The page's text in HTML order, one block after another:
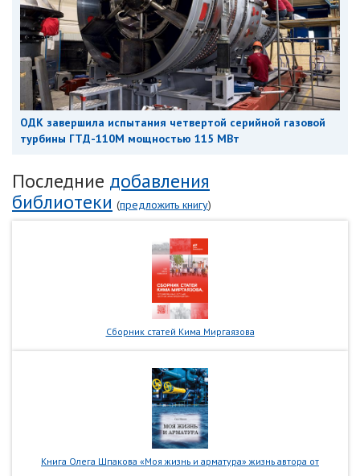
ОДК завершила испытания четвертой серийной газовой
турбины ГТД-110М мощностью 115 МВт
Последние добавления
библиотеки (предложить книгу)
Сборник статей Кима Миргаязова
Книга Олега Шпакова «Моя жизнь и арматура» жизнь автора от